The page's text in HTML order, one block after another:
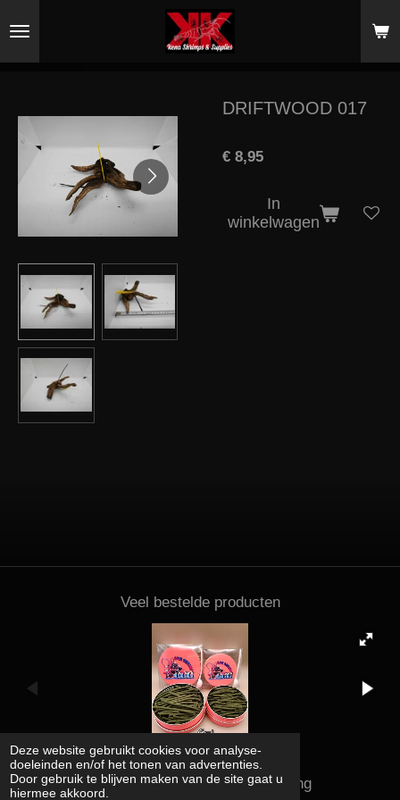
Deze website gebruikt cookies voor analyse-
doeleinden en/of het tonen van advertenties.
Door gebruik te blijven maken van de site gaat u
hiermee akkoord.
direct
DRIFTWOOD 017
€ 8,95
In
winkelwagen
Veel bestelde producten
Kena shrimps and supplies rating